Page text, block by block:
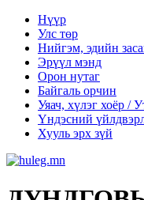
Нүүр
Улс төр
Нийгэм, эдийн
Эрүүл мэнд
Орон нутаг
Байгаль орчин
Уяач, хүлэг хоёр /
Үндэсний
Хууль эрх зүй